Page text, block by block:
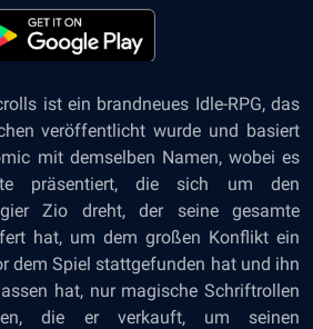
ist ein brandneues Idle-RPG, das
veröffentlicht wurde und basiert
mit demselben Namen, wobei es
präsentiert, die sich um den
Zio dreht, der seine gesamte
hat, um dem großen Konflikt ein
dem Spiel stattgefunden hat und ihn
hat, nur magische Schriftrollen
die er verkauft, um seinen